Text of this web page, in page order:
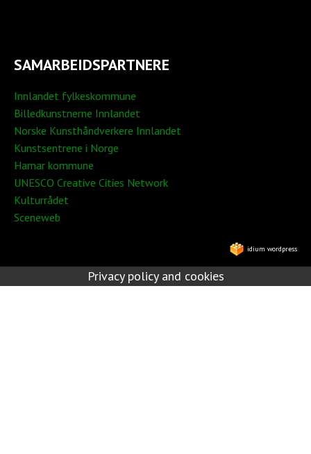
SAMARBEIDSPARTNERE
Innlandet fylkeskommune
Billedkunstnerne Innlandet
Norske Kunsthåndverkere Innlandet
Kunstsentrene i Norge
Hamar kommune
UNESCO Creative Cities Network
Kulturrådet
Sceneweb
idium wordpress
Privacy policy and cookies